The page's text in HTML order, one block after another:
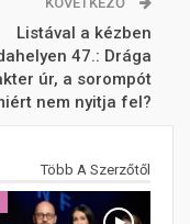
Listával a kézben
47.: Drága
úr, a sorompót
nem nyitja fel?
Több A Szerzőtől